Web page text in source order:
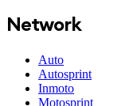
Network
Auto
Autosprint
Inmoto
Motosprint